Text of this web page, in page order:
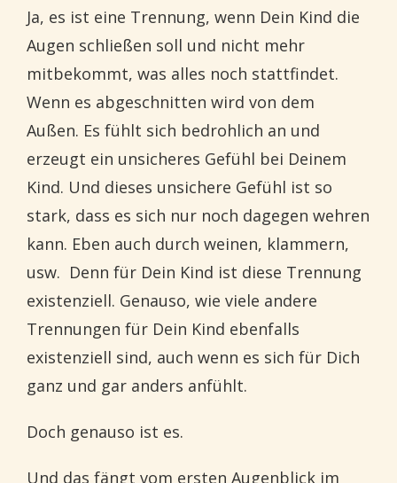
Ja, es ist eine Trennung, wenn Dein Kind die
Augen schließen soll und nicht mehr
mitbekommt, was alles noch stattfindet.
Wenn es abgeschnitten wird von dem
Außen. Es fühlt sich bedrohlich an und
erzeugt ein unsicheres Gefühl bei Deinem
Kind. Und dieses unsichere Gefühl ist so
stark, dass es sich nur noch dagegen wehren
kann. Eben auch durch weinen, klammern,
usw. Denn für Dein Kind ist diese Trennung
existenziell. Genauso, wie viele andere
Trennungen für Dein Kind ebenfalls
existenziell sind, auch wenn es sich für Dich
ganz und gar anders anfühlt.
Doch genauso ist es.
Und das fängt vom ersten Augenblick im